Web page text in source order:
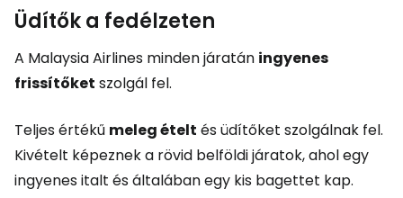
Üdítők a fedélzeten
A Malaysia Airlines minden járatán ingyenes
frissítőket szolgál fel.
Teljes értékű meleg ételt és üdítőket szolgálnak fel.
Kivételt képeznek a rövid belföldi járatok, ahol egy
ingyenes italt és általában egy kis bagettet kap.